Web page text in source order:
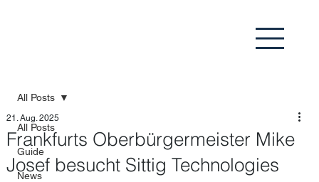
All Posts
Guide
News
All Posts
Frankfurts Oberbürgermeister Mike
Josef besucht Sittig Technologies
21. Aug. 2025